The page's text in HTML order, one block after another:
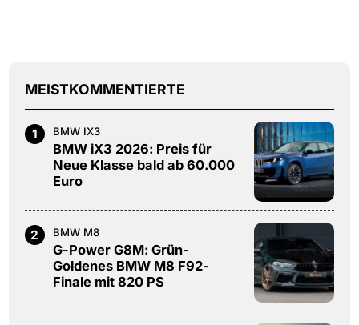
MEISTKOMMENTIERTE
1 BMW IX3
BMW iX3 2026: Preis für
Neue Klasse bald ab 60.000
Euro
2 BMW M8
G-Power G8M: Grün-
Goldenes BMW M8 F92-
Finale mit 820 PS